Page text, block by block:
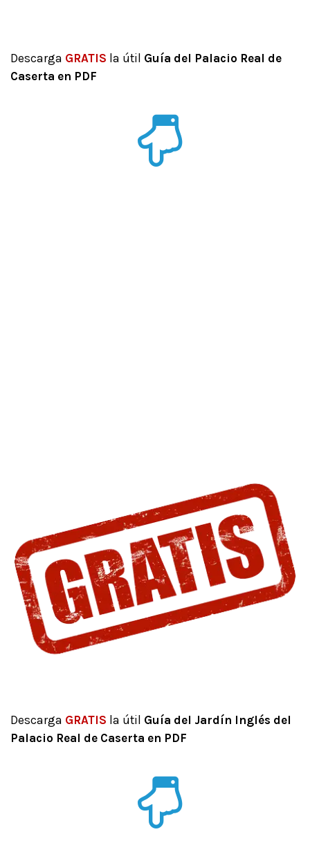
Descarga GRATIS la útil Guía del Palacio Real de
Caserta en PDF
Descarga GRATIS la útil Guía del Jardín Inglés del
Palacio Real de Caserta en PDF